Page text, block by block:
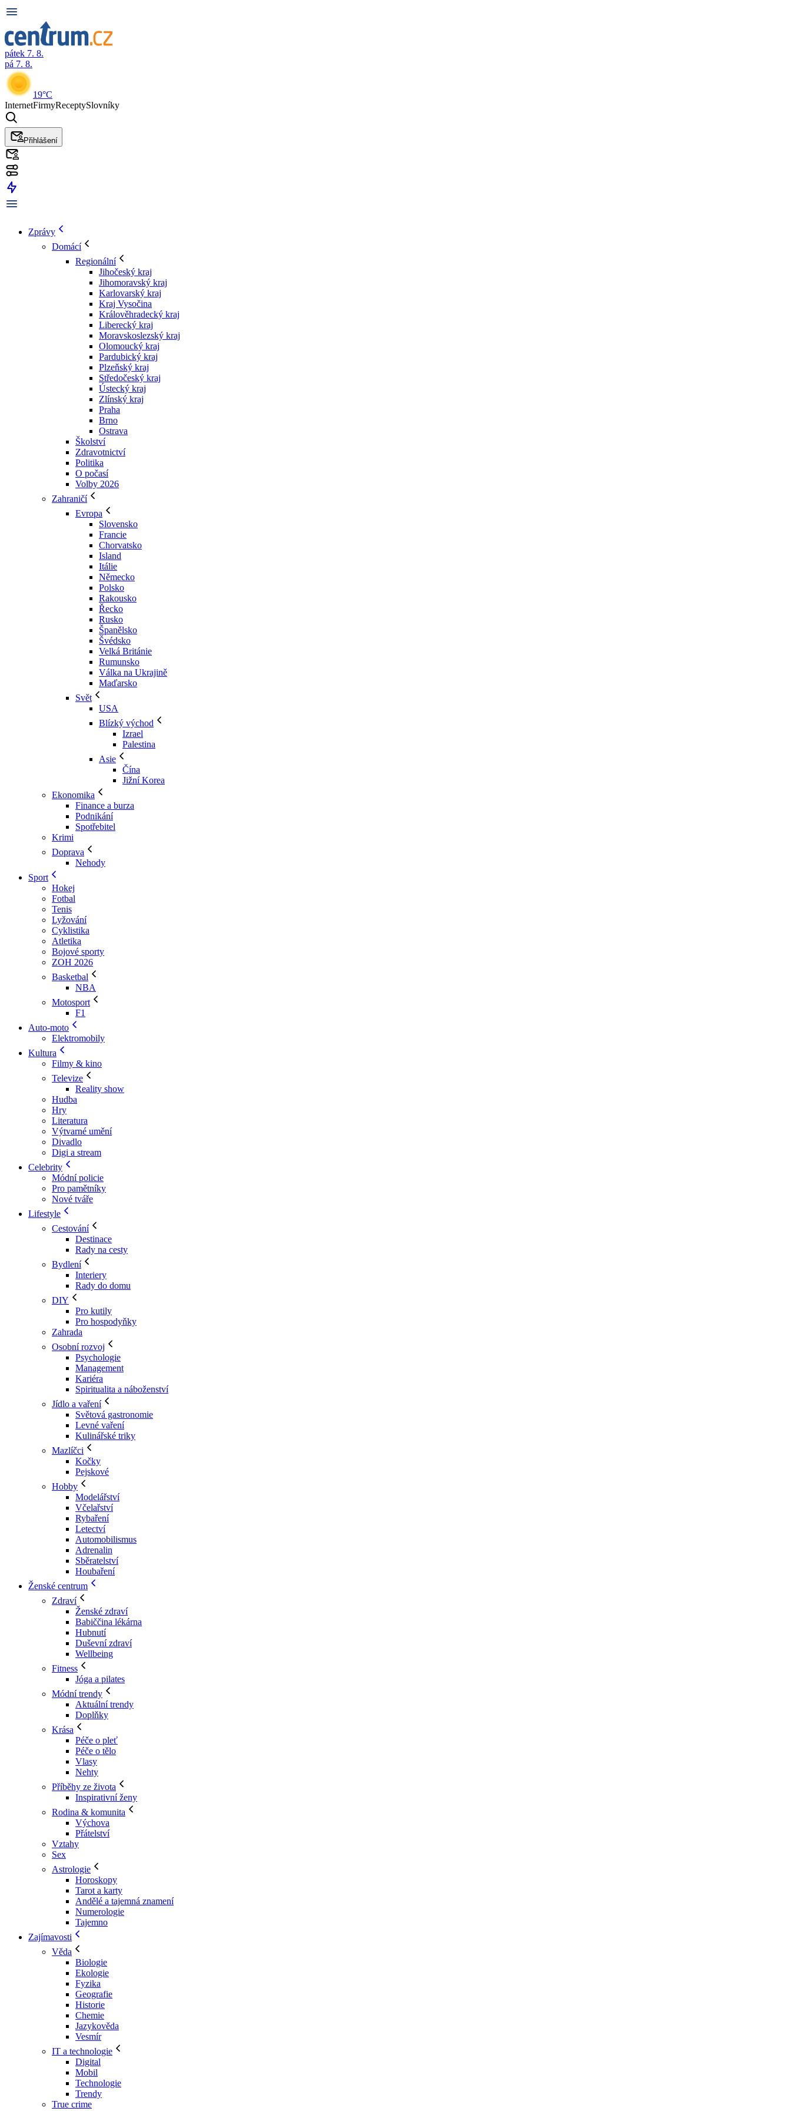
pátek 7. 8.
pá 7. 8.
19°C
InternetFirmyReceptySlovníky
Přihlášení
Zprávy
Domácí
Regionální
Jihočeský kraj
Jihomoravský kraj
Karlovarský kraj
Kraj Vysočina
Králověhradecký kraj
Liberecký kraj
Moravskoslezský kraj
Olomoucký kraj
Pardubický kraj
Plzeňský kraj
Středočeský kraj
Ústecký kraj
Zlínský kraj
Praha
Brno
Ostrava
Školství
Zdravotnictví
Politika
O počasí
Volby 2026
Zahraničí
Evropa
Slovensko
Francie
Chorvatsko
Island
Itálie
Německo
Polsko
Rakousko
Řecko
Rusko
Španělsko
Švédsko
Velká Británie
Rumunsko
Válka na Ukrajině
Maďarsko
Svět
USA
Blízký východ
Izrael
Palestina
Asie
Čína
Jižní Korea
Ekonomika
Finance a burza
Podnikání
Spotřebitel
Krimi
Doprava
Nehody
Sport
Hokej
Fotbal
Tenis
Lyžování
Cyklistika
Atletika
Bojové sporty
ZOH 2026
Basketbal
NBA
Motosport
F1
Auto-moto
Elektromobily
Kultura
Filmy & kino
Televize
Reality show
Hudba
Hry
Literatura
Výtvarné umění
Divadlo
Digi a stream
Celebrity
Módní policie
Pro pamětníky
Nové tváře
Lifestyle
Cestování
Destinace
Rady na cesty
Bydlení
Interiery
Rady do domu
DIY
Pro kutily
Pro hospodyňky
Zahrada
Osobní rozvoj
Psychologie
Management
Kariéra
Spiritualita a náboženství
Jídlo a vaření
Světová gastronomie
Levné vaření
Kulinářské triky
Mazlíčci
Kočky
Pejskové
Hobby
Modelářství
Včelařství
Rybaření
Letectví
Automobilismus
Adrenalin
Sběratelství
Houbaření
Ženské centrum
Zdraví
Ženské zdraví
Babiččina lékárna
Hubnutí
Duševní zdraví
Wellbeing
Fitness
Jóga a pilates
Módní trendy
Aktuální trendy
Doplňky
Krása
Péče o pleť
Péče o tělo
Vlasy
Nehty
Příběhy ze života
Inspirativní ženy
Rodina & komunita
Výchova
Přátelství
Vztahy
Sex
Astrologie
Horoskopy
Tarot a karty
Andělé a tajemná znamení
Numerologie
Tajemno
Zajímavosti
Věda
Biologie
Ekologie
Fyzika
Geografie
Historie
Chemie
Jazykověda
Vesmír
IT a technologie
Digital
Mobil
Technologie
Trendy
True crime